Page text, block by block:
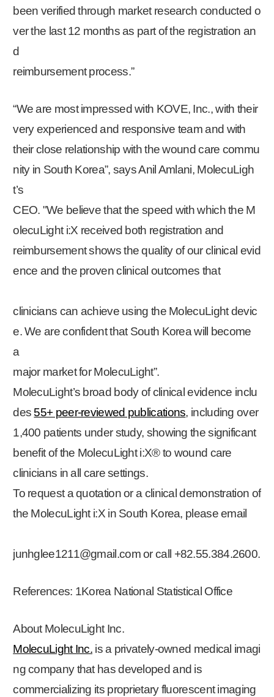
been verified through market research conducted o
ver the last 12 months as part of the registration an
d
reimbursement process.”
“We are most impressed with KOVE, Inc., with their
very experienced and responsive team and with
their close relationship with the wound care commu
nity in South Korea”, says Anil Amlani, MolecuLigh
t’s
CEO. "We believe that the speed with which the M
olecuLight i:X received both registration and
reimbursement shows the quality of our clinical evid
ence and the proven clinical outcomes that
clinicians can achieve using the MolecuLight devic
e. We are confident that South Korea will become
a
major market for MolecuLight”.
MolecuLight’s broad body of clinical evidence inclu
des 55+ peer-reviewed publications, including over
1,400 patients under study, showing the significant
benefit of the MolecuLight i:X® to wound care
clinicians in all care settings.
To request a quotation or a clinical demonstration of
the MolecuLight i:X in South Korea, please email
junhglee1211@gmail.com or call +82.55.384.2600.
References: 1Korea National Statistical Office
About MolecuLight Inc.
MolecuLight Inc. is a privately-owned medical imagi
ng company that has developed and is
commercializing its proprietary fluorescent imaging